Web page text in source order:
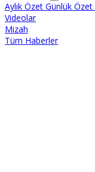
Aylık Özet Günlük Özet
Videolar
Mizah
Tüm Haberler